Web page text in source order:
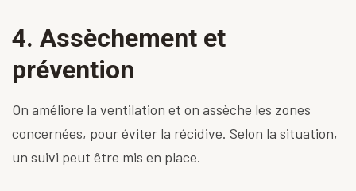
4. Assèchement et
prévention
On améliore la ventilation et on assèche les zones
concernées, pour éviter la récidive. Selon la situation,
un suivi peut être mis en place.